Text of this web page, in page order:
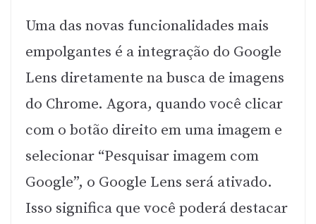
Uma das novas funcionalidades mais
empolgantes é a integração do Google
Lens diretamente na busca de imagens
do Chrome. Agora, quando você clicar
com o botão direito em uma imagem e
selecionar “Pesquisar imagem com
Google”, o Google Lens será ativado.
Isso significa que você poderá destacar